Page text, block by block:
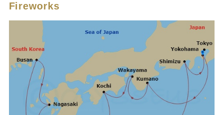
Fireworks